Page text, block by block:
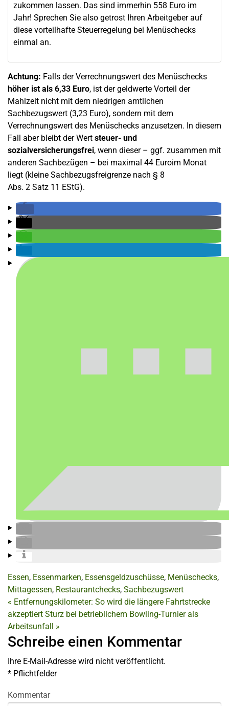
zukommen lassen. Das sind immerhin 558 Euro im
Jahr! Sprechen Sie also getrost Ihren Arbeitgeber auf
diese vorteilhafte Steuerregelung bei Menüschecks
einmal an.
Achtung: Falls der Verrechnungswert des Menüschecks
höher ist als 6,33 Euro, ist der geldwerte Vorteil der
Mahlzeit nicht mit dem niedrigen amtlichen
Sachbezugswert (3,23 Euro), sondern mit dem
Verrechnungswert des Menüschecks anzusetzen. In diesem
Fall aber bleibt der Wert steuer- und
sozialversicherungsfrei, wenn dieser – ggf. zusammen mit
anderen Sachbezügen – bei maximal 44 Euroim Monat
liegt (kleine Sachbezugsfreigrenze nach § 8
Abs. 2 Satz 11 EStG).
Essen, Essenmarken, Essensgeldzuschüsse, Menüschecks,
Mittagessen, Restaurantchecks, Sachbezugswert
« Entfernungskilometer: So wird die längere Fahrtstrecke
akzeptiert Sturz bei betrieblichem Bowling-Turnier als
Arbeitsunfall »
Schreibe einen Kommentar
Ihre E-Mail-Adresse wird nicht veröffentlicht.
* Pflichtfelder
Kommentar